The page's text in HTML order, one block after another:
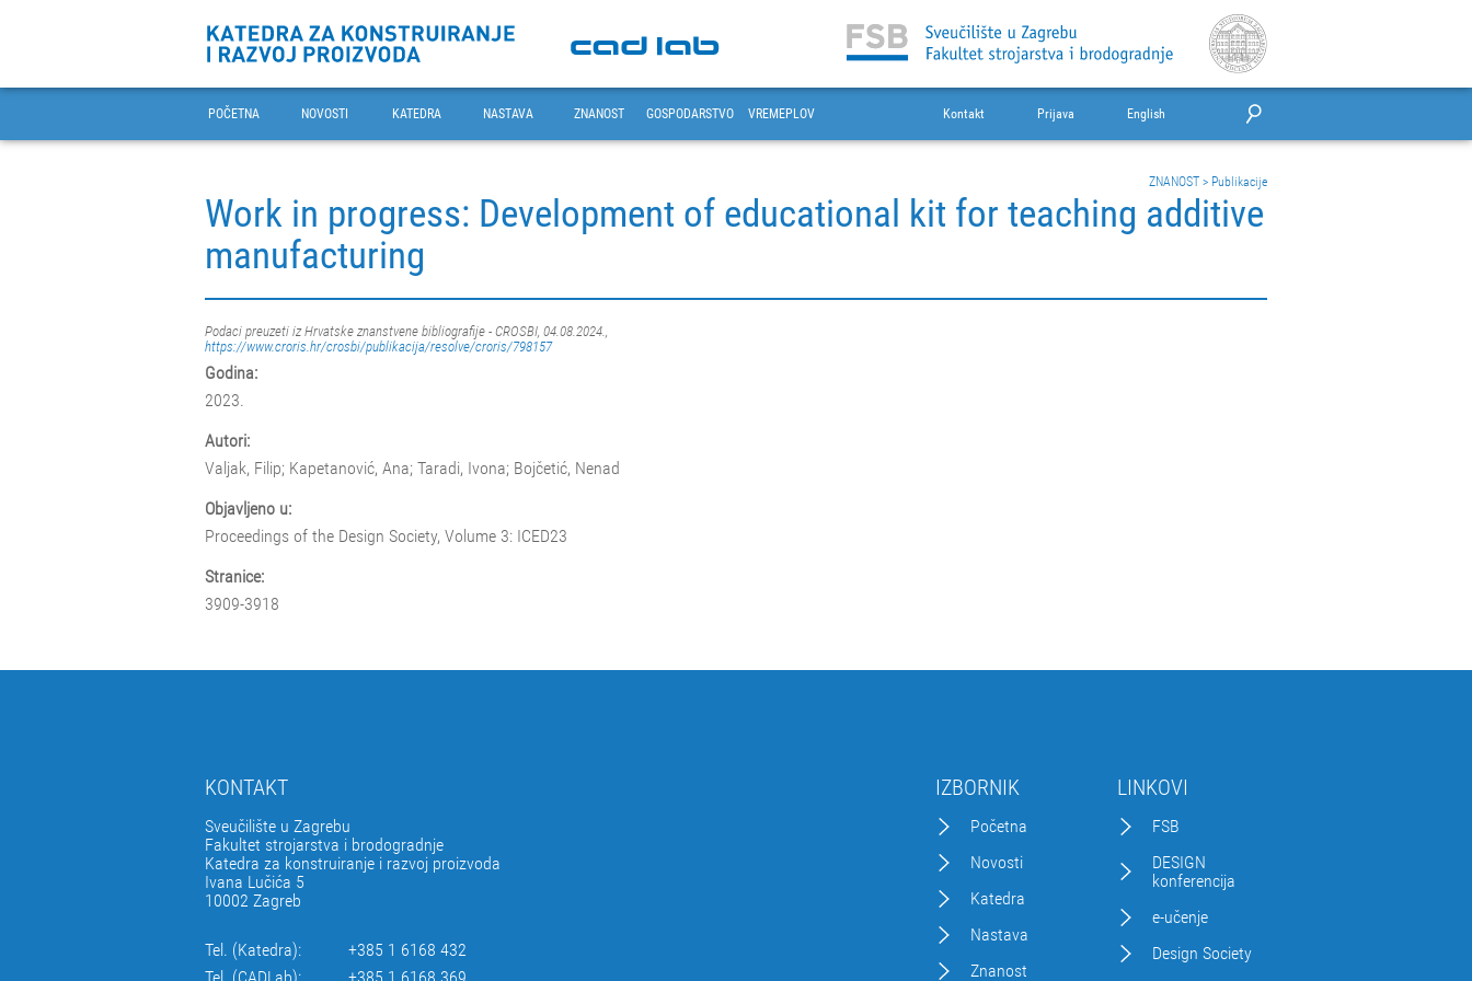
POČETNA NOVOSTI KATEDRA NASTAVA ZNANOST GOSPODARSTVO VREMEPLOV Kontakt Prijava English
ZNANOST > Publikacije
Work in progress: Development of educational kit for teaching additive
manufacturing
Podaci preuzeti iz Hrvatske znanstvene bibliografije - CROSBI, 04.08.2024.,
https://www.croris.hr/crosbi/publikacija/resolve/croris/798157
Godina:
2023.
Autori:
Valjak, Filip; Kapetanović, Ana; Taradi, Ivona; Bojčetić, Nenad
Objavljeno u:
Proceedings of the Design Society, Volume 3: ICED23
Stranice:
3909-3918
KONTAKT
Sveučilište u Zagrebu
Fakultet strojarstva i brodogradnje
Katedra za konstruiranje i razvoj proizvoda
Ivana Lučića 5
10002 Zagreb
Tel. (Katedra):
+385 1 6168 432
IZBORNIK
Početna
Novosti
Katedra
Nastava
Znanost
LINKOVI
FSB
DESIGN
konferencija
e-učenje
Design Society